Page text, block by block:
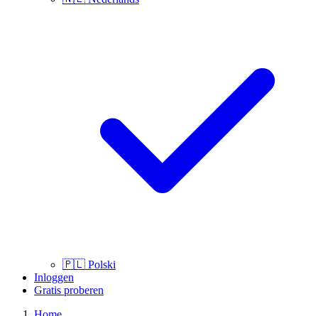
🇵🇱 Polski
Inloggen
Gratis proberen